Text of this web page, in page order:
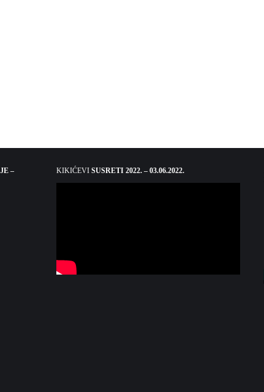
–
KIKIĆEVI SUSRETI 2022. – 03.06.2022.